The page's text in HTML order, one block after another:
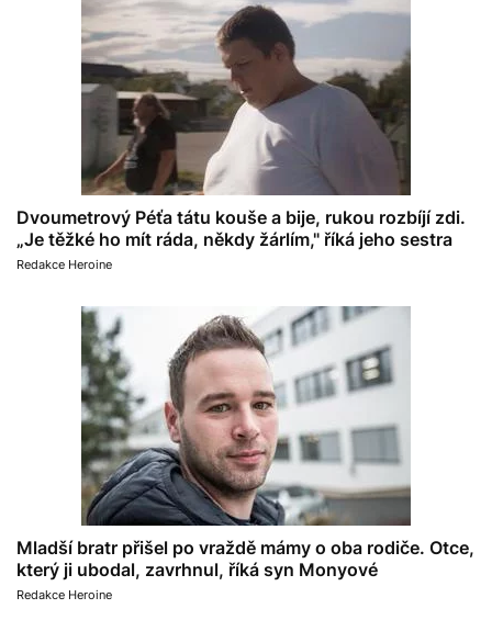
Dvoumetrový Péťa tátu kouše a bije, rukou rozbíjí zdi.
„Je těžké ho mít ráda, někdy žárlím," říká jeho sestra
Redakce Heroine
Mladší bratr přišel po vraždě mámy o oba rodiče. Otce,
který ji ubodal, zavrhnul, říká syn Monyové
Redakce Heroine